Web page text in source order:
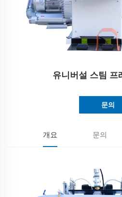
유니버설 스팀 프
문의
개요 문의